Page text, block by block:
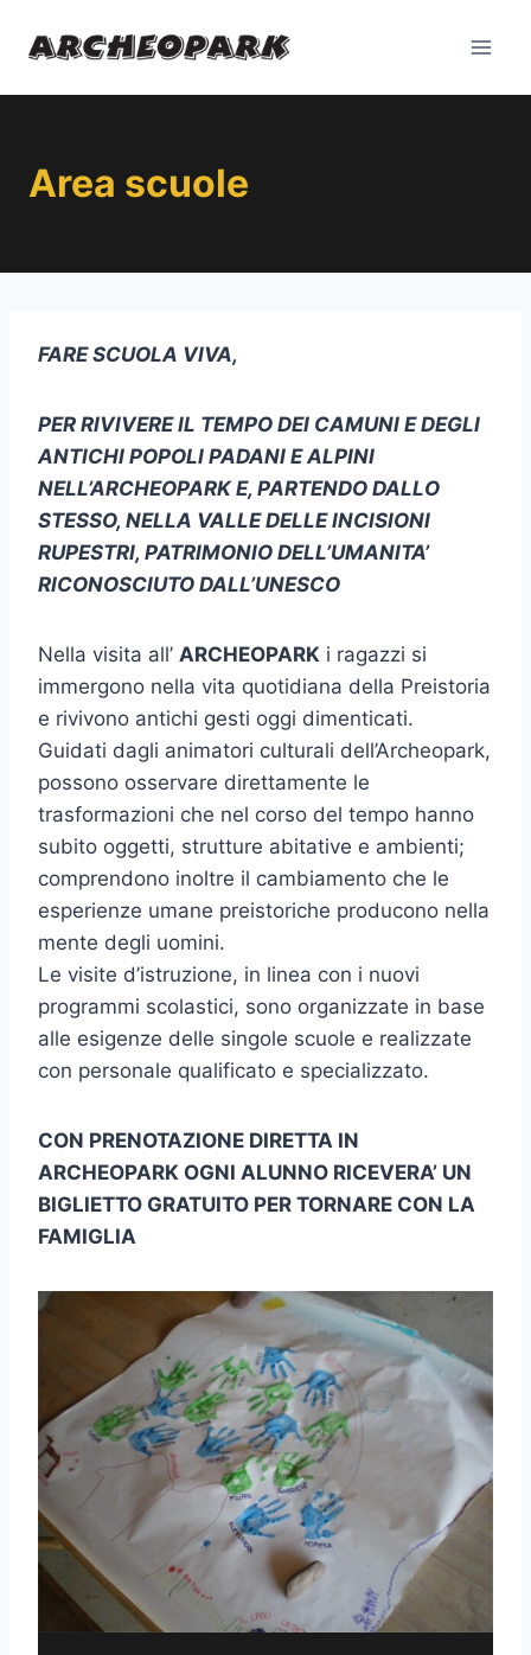
Area scuole
FARE SCUOLA VIVA,
PER RIVIVERE IL TEMPO DEI CAMUNI E DEGLI
ANTICHI POPOLI PADANI E ALPINI
NELL’ARCHEOPARK E, PARTENDO DALLO
STESSO, NELLA VALLE DELLE INCISIONI
RUPESTRI, PATRIMONIO DELL’UMANITA’
RICONOSCIUTO DALL’UNESCO
Nella visita all’ ARCHEOPARK i ragazzi si
immergono nella vita quotidiana della Preistoria
e rivivono antichi gesti oggi dimenticati.
Guidati dagli animatori culturali dell’Archeopark,
possono osservare direttamente le
trasformazioni che nel corso del tempo hanno
subito oggetti, strutture abitative e ambienti;
comprendono inoltre il cambiamento che le
esperienze umane preistoriche producono nella
mente degli uomini.
Le visite d’istruzione, in linea con i nuovi
programmi scolastici, sono organizzate in base
alle esigenze delle singole scuole e realizzate
con personale qualificato e specializzato.
CON PRENOTAZIONE DIRETTA IN
ARCHEOPARK OGNI ALUNNO RICEVERA’ UN
BIGLIETTO GRATUITO PER TORNARE CON LA
FAMIGLIA